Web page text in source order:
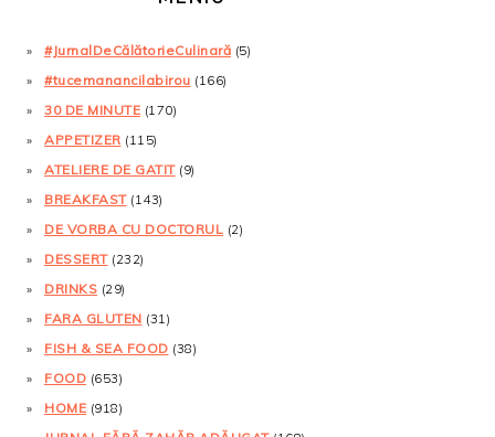
#JurnalDeCălătorieCulinară (5)
#tucemanancilabirou (166)
30 DE MINUTE (170)
APPETIZER (115)
ATELIERE DE GATIT(9)
BREAKFAST(143)
DE VORBA CU DOCTORUL (2)
DESSERT(232)
DRINKS (29)
FARA GLUTEN (31)
FISH & SEA FOOD (38)
FOOD (653)
HOME (918)